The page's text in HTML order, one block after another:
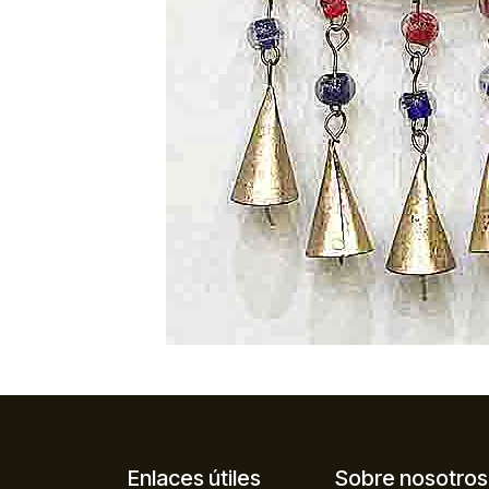
Enlaces útiles Sobre nosotros